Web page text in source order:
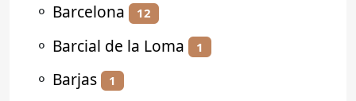
⚬ Barcelona 12
⚬ Barcial de la Loma 1
⚬ Barjas 1